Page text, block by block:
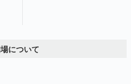
について